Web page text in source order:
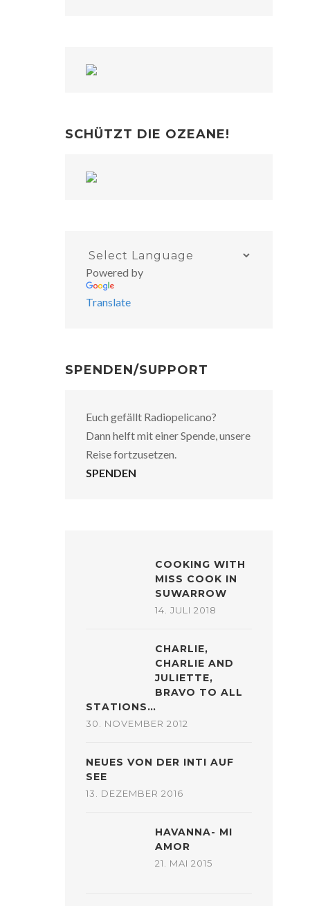
SCHÜTZT DIE OZEANE!
Powered by
Translate
SPENDEN/SUPPORT
Euch gefällt Radiopelicano?
Dann helft mit einer Spende, unsere
Reise fortzusetzen.
SPENDEN
COOKING WITH
MISS COOK IN
SUWARROW
14. JULI 2018
CHARLIE,
CHARLIE AND
JULIETTE,
BRAVO TO ALL
STATIONS…
30. NOVEMBER 2012
NEUES VON DER INTI AUF
SEE
13. DEZEMBER 2016
HAVANNA- MI
AMOR
21. MAI 2015